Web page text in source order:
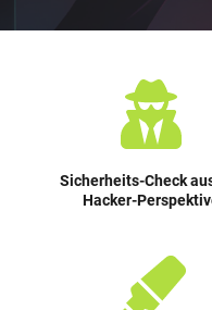
Sicherheits-Check
Hacker-